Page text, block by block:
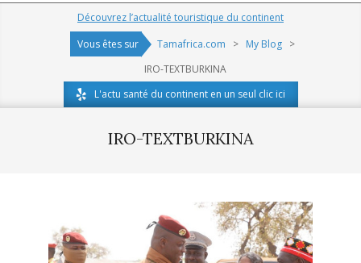
Navigation
Découvrez l’actualité touristique du continent
Vous êtes sur
Tamafrica.com > My Blog >
IRO-TEXTBURKINA
L'actu santé du continent en un seul clic ici
IRO-TEXTBURKINA